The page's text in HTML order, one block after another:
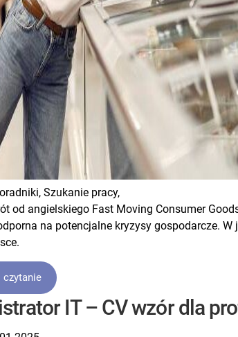
Szukanie pracy,
od angielskiego Fast Moving Consumer
na potencjalne kryzysy gospodarcze.
czytanie
IT – CV wzór dla